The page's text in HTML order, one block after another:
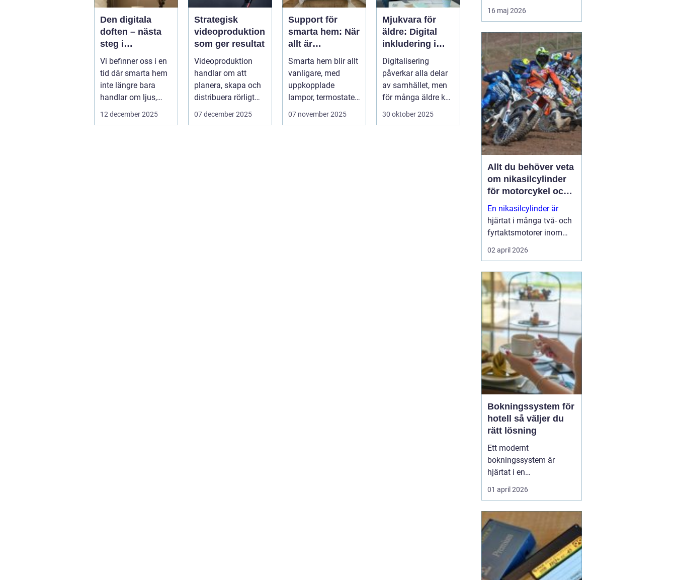
Den digitala
doften – nästa
steg i
upplevelsen av
smarta hem
Vi befinner oss i en
tid där smarta hem
inte längre bara
handlar om ljus,
värme eller...
12 december 2025
Strategisk
videoproduktion
som ger resultat
Videoproduktion
handlar om att
planera, skapa och
distribuera rörligt
innehåll som fö...
07 december 2025
Support för
smarta hem: När
allt är
uppkopplat
Smarta hem blir allt
vanligare, med
uppkopplade
lampor, termostater,
säkerhetskameror
07 november 2025
Mjukvara för
äldre: Digital
inkludering i
vardagen
Digitalisering
påverkar alla delar
av samhället, men
för många äldre kan
30 oktober 2025
för när energipriserna
ökar och kraven på
tydligare. Genom att
utnyttja lagrad solen...
16 maj 2026
Allt du behöver veta
om nikasilcylinder
för motorcykel och
snöskoter
En nikasilcylinder är
hjärtat i många två- och
fyrtaktsmotorer inom
motocross, enduro och
snöskoter. Rätt utförd
låg friktion, bra
värmeavledning och
lång livslängd. Fel utförd
beläggnin...
02 april 2026
Bokningssystem för
hotell så väljer du
rätt lösning
Ett modernt
bokningssystem är
hjärtat i en
hotellverksamhet. När
bokningar, incheckning,
kommunikation sitter
ihop i ett flöde frigörs tid
till gästerna och
intäkterna blir lättare att
styra. Samtidigt är
01 april 2026